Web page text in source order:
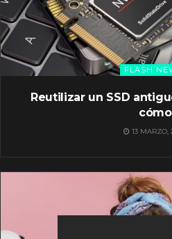
FLASH
Reutilizar un SSD
cómo
13 MARZO,